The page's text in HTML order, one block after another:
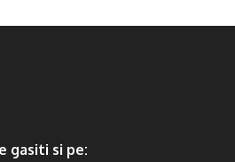
gasiti si pe: